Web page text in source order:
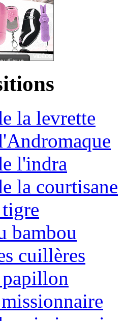
la levrette
l'indra
la courtisane
bambou
cuillères